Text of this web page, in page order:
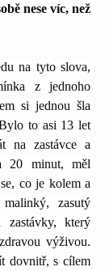
nese víc, než
na tyto slova,
z jednoho
si jednou šla
to asi 13 let
na zastávce a
20 minut, měl
co je kolem a
zasutý
který
výživou.
dovnitř, s cílem